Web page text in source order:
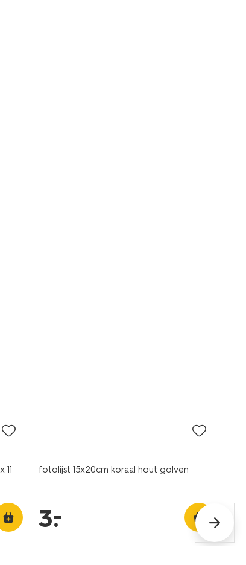
fotolijst 15x20cm koraal hout golven
3.
–